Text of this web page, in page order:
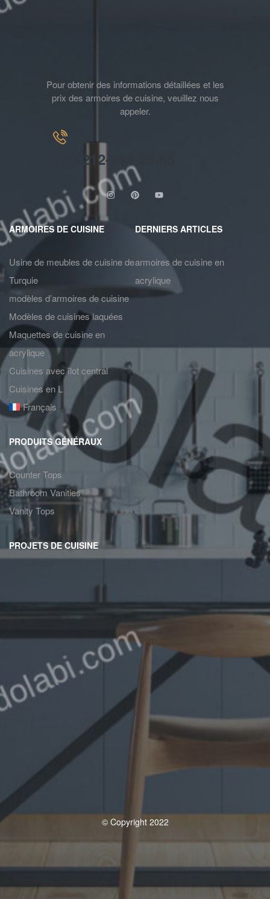
Pour obtenir des informations détaillées et les
prix des armoires de cuisine, veuillez nous
appeler.
+90-212-934-38-85
ARMOIRES DE CUISINE
Usine de meubles de cuisine de
Turquie
modèles d’armoires de cuisine
Modèles de cuisines laquées
Maquettes de cuisine en
acrylique
Cuisines avec îlot central
Cuisines en L
Français
DERNIERS ARTICLES
armoires de cuisine en
acrylique
PRODUITS GÉNÉRAUX
Counter Tops
Bathroom Vanities
Vanity Tops
PROJETS DE CUISINE
© Copyright 2022